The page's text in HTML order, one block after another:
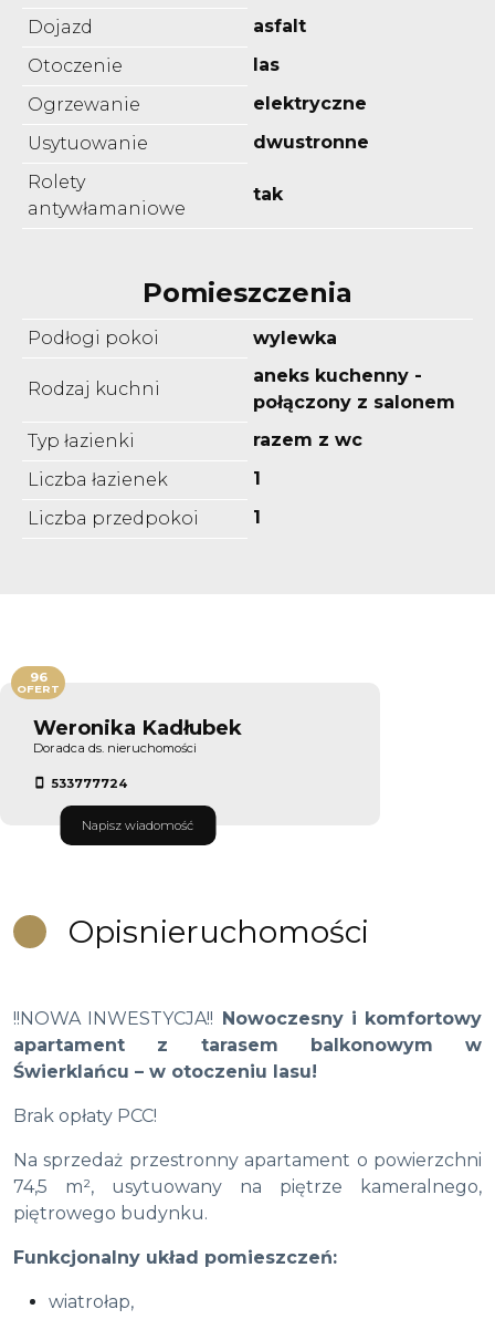
Dojazd
asfalt
Otoczenie
las
Ogrzewanie
elektryczne
Usytuowanie
dwustronne
Rolety
antywłamaniowe
tak
Pomieszczenia
Podłogi pokoi wylewka
Rodzaj kuchni
aneks kuchenny -
połączony z salonem
Typ łazienki
razem z wc
Liczba łazienek
1
Liczba przedpokoi
1
Weronika Kadłubek
Doradca ds. nieruchomości
533777724
Napisz wiadomość
96
OFERT
Opisnieruchomości
!!NOWA INWESTYCJA!! Nowoczesny i komfortowy
apartament z tarasem balkonowym w
Świerklańcu – w otoczeniu lasu!
Brak opłaty PCC!
Na sprzedaż przestronny apartament o powierzchni
74,5 m², usytuowany na piętrze kameralnego,
piętrowego budynku.
Funkcjonalny układ pomieszczeń:
wiatrołap,